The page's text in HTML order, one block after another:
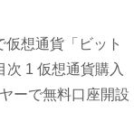
想通貨「ビット
次 1 仮想通貨購入
ーで無料口座開設